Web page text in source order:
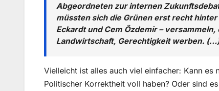
Abgeordneten zur internen
müssten sich die Grünen erst recht
Eckardt und Cem Özdemir –
Landwirtschaft, Gerechtigkeit werben.
Vielleicht ist alles auch viel einfacher: Kann es
Politischer Korrektheit voll haben? Oder sind